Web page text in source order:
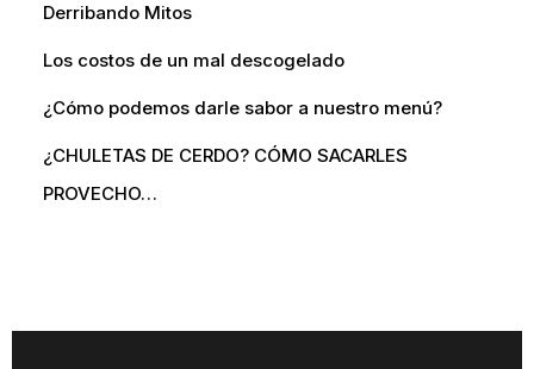
Derribando Mitos
Los costos de un mal descogelado
¿Cómo podemos darle sabor a nuestro menú?
¿CHULETAS DE CERDO? CÓMO SACARLES
PROVECHO…